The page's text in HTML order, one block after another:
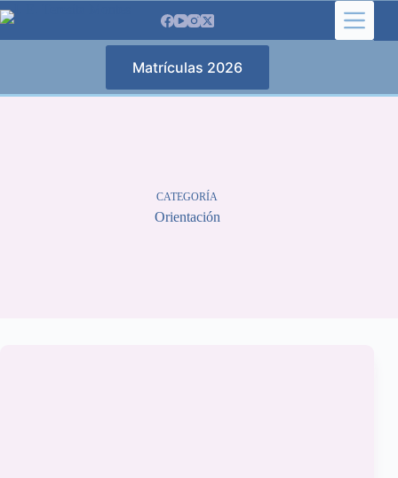
Saltar
al
contenido
Matrículas 2026
CATEGORÍA
Orientación